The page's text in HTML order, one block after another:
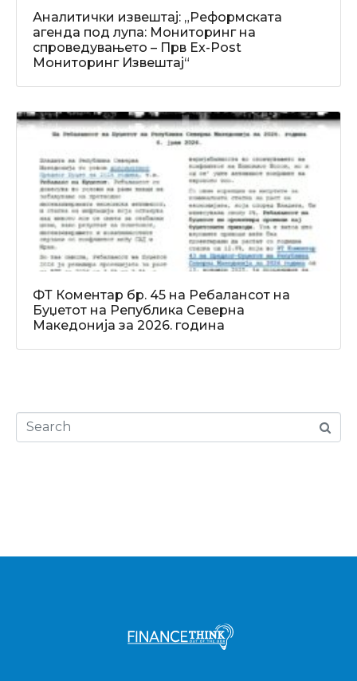
Аналитички извештај: „Реформската
агенда под лупа: Мониторинг на
спроведувањето – Прв Ex-Post
Мониторинг Извештај“
ФТ Коментар бр. 45 на Ребалансот на
Буџетот на Република Северна
Македонија за 2026. година